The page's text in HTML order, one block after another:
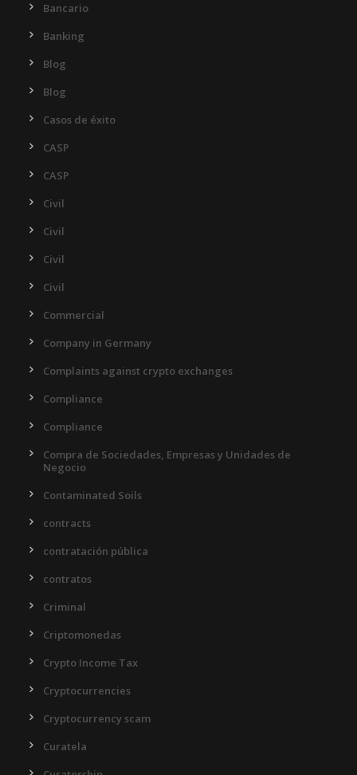
Bancario
Banking
Blog
Blog
Casos de éxito
CASP
CASP
Civil
Civil
Civil
Civil
Commercial
Company in Germany
Complaints against crypto exchanges
Compliance
Compliance
Compra de Sociedades, Empresas y Unidades de
Negocio
Contaminated Soils
contracts
contratación pública
contratos
Criminal
Criptomonedas
Crypto Income Tax
Cryptocurrencies
Cryptocurrency scam
Curatela